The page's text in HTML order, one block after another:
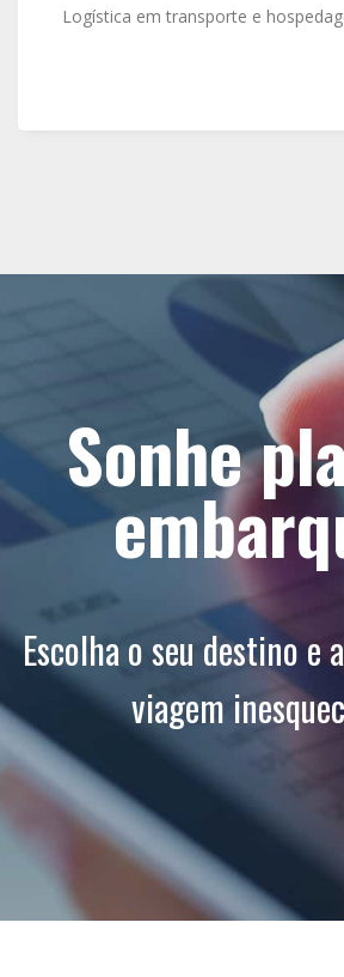
Logística em transporte e
Sonhe
Escolha o seu destino e
viagem